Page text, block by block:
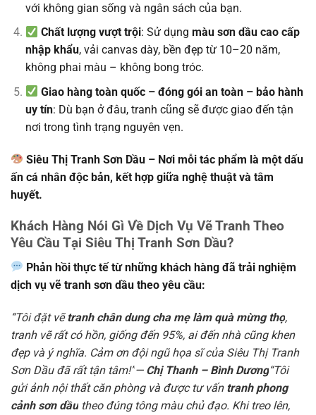
với không gian sống và ngân sách của bạn.
Chất lượng vượt trội: Sử dụngmàu sơn dầu cao cấp
nhập khẩu, vải canvas dày, bền đẹp từ 10–20 năm,
không phai màu – không bong tróc.
Giao hàng toàn quốc – đóng gói an toàn – bảo hành
uy tín: Dù bạn ở đâu, tranh cũng sẽ được giao đến tận
nơi trong tình trạng nguyên vẹn.
Siêu Thị Tranh Sơn Dầu – Nơi mỗi tác phẩm là một dấu
ấn cá nhân độc bản, kết hợp giữa nghệ thuật và tâm
huyết.
Khách Hàng Nói Gì Về Dịch Vụ Vẽ Tranh Theo
Yêu Cầu Tại Siêu Thị Tranh Sơn Dầu?
Phản hồi thực tế từ những khách hàng đã trải nghiệm
dịch vụ vẽ tranh sơn dầu theo yêu cầu:
“Tôi đặt vẽtranh chân dung cha mẹ làm quà mừng thọ,
tranh vẽ rất có hồn, giống đến 95%, ai đến nhà cũng khen
đẹp và ý nghĩa. Cảm ơn đội ngũ họa sĩ của Siêu Thị Tranh
Sơn Dầu đã rất tận tâm!”— Chị Thanh – Bình Dương“Tôi
gửi ảnh nội thất căn phòng và được tư vấn tranh phong
cảnh sơn dầu theo đúng tông màu chủ đạo. Khi treo lên,